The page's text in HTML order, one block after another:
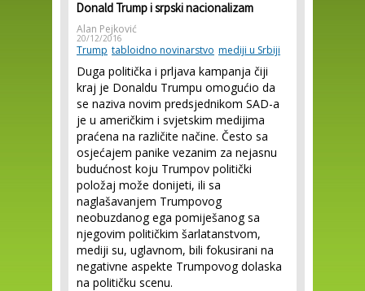
Donald Trump i srpski nacionalizam
Alan Pejković
20/12/2016
Trump tabloidno novinarstvo mediji u Srbiji
Duga politička i prljava kampanja čiji
kraj je Donaldu Trumpu omogućio da
se naziva novim predsjednikom SAD-a
je u američkim i svjetskim medijima
praćena na različite načine. Često sa
osjećajem panike vezanim za nejasnu
budućnost koju Trumpov politički
položaj može donijeti, ili sa
naglašavanjem Trumpovog
neobuzdanog ega pomiješanog sa
njegovim političkim šarlatanstvom,
mediji su, uglavnom, bili fokusirani na
negativne aspekte Trumpovog dolaska
na političku scenu.